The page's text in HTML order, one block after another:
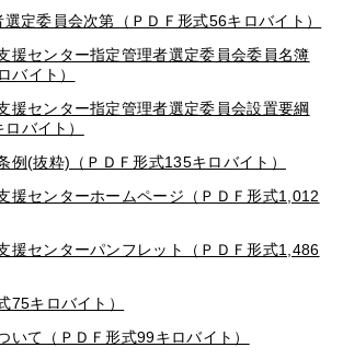
定委員会次第（ＰＤＦ形式56キロバイト）
援センター指定管理者選定委員会委員名簿
バイト）
援センター指定管理者選定委員会設置要綱
バイト）
例(抜粋)（ＰＤＦ形式135キロバイト）
援センターホームページ（ＰＤＦ形式1,012
援センターパンフレット（ＰＤＦ形式1,486
75キロバイト）
いて（ＰＤＦ形式99キロバイト）